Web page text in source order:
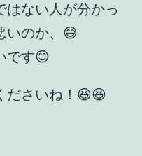
はない人が分かっ
いのか、😅
です😊
ださいね！😆😆